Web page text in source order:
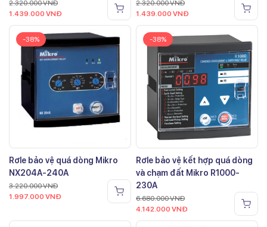
2.320.000VNĐ
1.439.000 VNĐ
2.320.000VNĐ
1.439.000 VNĐ
-38%
Rơle bảo vệ quá dòng Mikro
NX204A-240A
3.220.000VNĐ
1.997.000 VNĐ
-38%
Rơle bảo vệ kết hợp quá dòng
và chạm đất Mikro R1000-
230A
6.680.000VNĐ
4.142.000 VNĐ